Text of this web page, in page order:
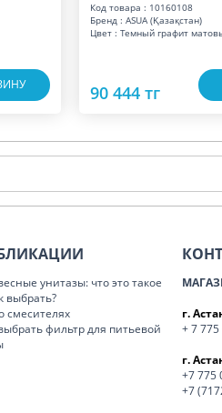
Код товара : 10160108
Бренд : ASUA (Қазақстан)
Цвет : Темный графит
90 444 тг
унитазы: что это такое
выбрать?
смесителях
фильтр для питьевой
г.
+ 7 775
г.
+7 775
+7